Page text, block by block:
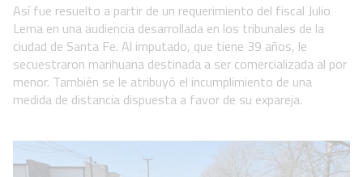
Así fue resuelto a partir de un requerimiento del fiscal Julio
Lema en una audiencia desarrollada en los tribunales de la
ciudad de Santa Fe. Al imputado, que tiene 39 años, le
secuestraron marihuana destinada a ser comercializada al por
menor. También se le atribuyó el incumplimiento de una
medida de distancia dispuesta a favor de su expareja.